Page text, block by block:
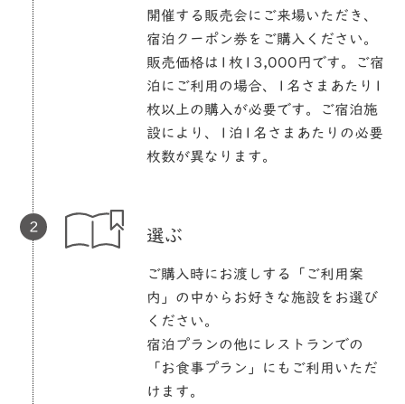
開催する販売会にご来場いただき、
宿泊クーポン券をご購入ください。
販売価格は1枚13,000円です。ご宿
泊にご利用の場合、1名さまあたり1
枚以上の購入が必要です。ご宿泊施
設により、1泊1名さまあたりの必要
枚数が異なります。
選ぶ
ご購入時にお渡しする「ご利用案
内」の中からお好きな施設をお選び
ください。
宿泊プランの他にレストランでの
「お食事プラン」にもご利用いただ
けます。